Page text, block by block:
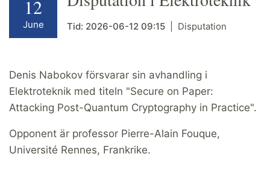
12
June Tid: 2026-06-12 09:15 Disputation
Denis Nabokov försvarar sin avhandling i
Elektroteknik med titeln "Secure on Paper:
Attacking Post-Quantum Cryptography in Practice".
Opponent är professor Pierre-Alain Fouque,
Université Rennes, Frankrike.